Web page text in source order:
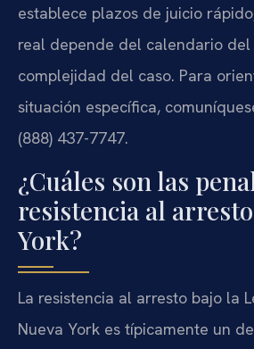
establece plazos de juicio
real depende del calendario
complejidad del caso. Para
situación específica,
(888) 437-7747.
¿Cuáles son las
resistencia al
York?
La resistencia al arresto bajo la
Nueva York es típicamente un